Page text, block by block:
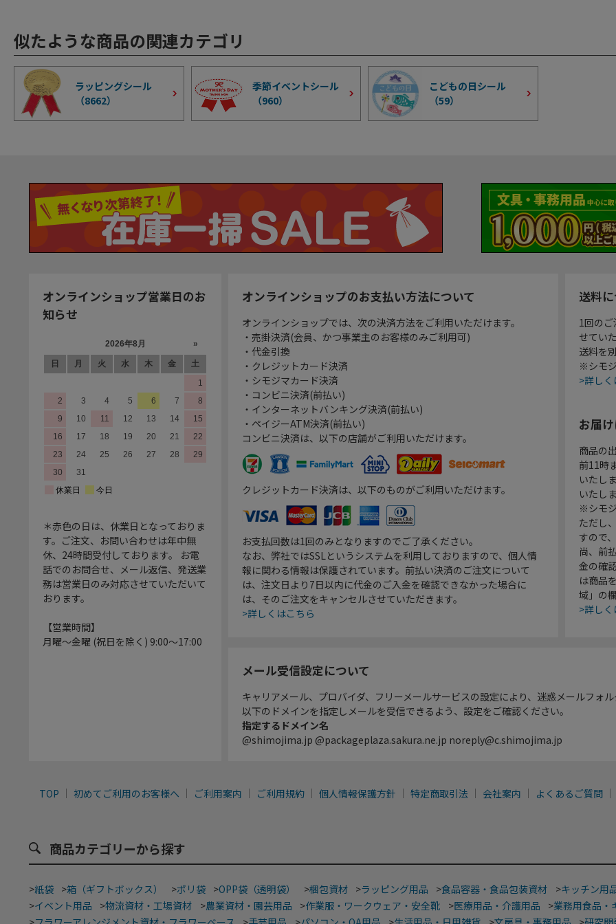
似たような商品の関連カテゴリ
ラッピングシール
（8662）
季節イベントシール
（960）
こどもの日シール
（59）
オンラインショップ営業日のお
知らせ
＊赤色の日は、休業日となっておりま
す。ご注文、お問い合わせは年中無
休、24時間受付しております。 お電
話でのお問合せ、メール返信、発送業
務は営業日のみ対応させていただいて
おります。
【営業時間】
月曜～金曜 (祝日を除く) 9:00～17:00
オンラインショップのお支払い方法について
オンラインショップでは、次の決済方法をご利用いただけます。
・売掛決済(会員、かつ事業主のお客様のみご利用可)
・代金引換
・クレジットカード決済
・シモジマカード決済
・コンビニ決済(前払い)
・インターネットバンキング決済(前払い)
・ペイジーATM決済(前払い)
コンビニ決済は、以下の店舗がご利用いただけます。
クレジットカード決済は、以下のものがご利用いただけます。
お支払回数は1回のみとなりますのでご了承ください。
なお、弊社ではSSLというシステムを利用しておりますので、個人情
報に関わる情報は保護されています。前払い決済のご注文について
は、注文日より7日以内に代金のご入金を確認できなかった場合に
は、そのご注文をキャンセルさせていただきます。
>詳しくはこちら
送料
1回の
せてい
送料を
※シモ
>詳し
お届
商品の
前11時
いたし
いたし
※シモ
ただし
すので
尚、前
金の確
は商品
域」の
>詳し
メール受信設定について
キャリアメール、プロバイダ、フリーメールサービスの設定により、迷惑メールフォ
以下のドメインを指定しメールを受信できるよう、設定をご確認ください。
指定するドメイン名
@shimojima.jp @packageplaza.sakura.ne.jp noreply@c.shimojima.jp
TOP 初めてご利用のお客様へ ご利用案内 ご利用規約 個人情報保護方針 特定商取引法 会社案内 よくあるご質問
商品カテゴリーから探す
>紙袋 >箱（ギフトボックス） >ポリ袋 >OPP袋（透明袋） >梱包資材 >ラッピング用品 >食品容器・食品包装資材 >キッチン用
>イベント用品 >物流資材・工場資材 >農業資材・園芸用品 >作業服・ワークウェア・安全靴 >医療用品・介護用品 >業務用食品・